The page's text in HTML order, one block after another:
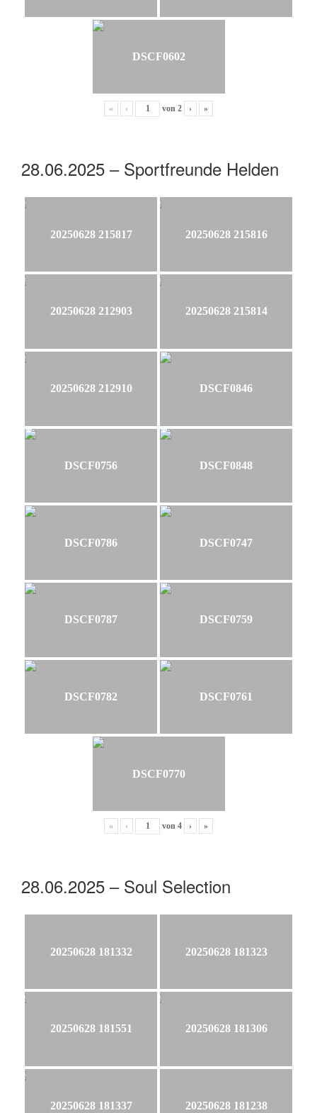
DSCF0602
« ‹ von 2 › »
28.06.2025 – Sportfreunde Helden
20250628 215817 20250628 215816
20250628 212903 20250628 215814
20250628 212910 DSCF0846
DSCF0756 DSCF0848
DSCF0786 DSCF0747
DSCF0787 DSCF0759
DSCF0782 DSCF0761
DSCF0770
« ‹ von 4 › »
28.06.2025 – Soul Selection
20250628 181332 20250628 181323
20250628 181551 20250628 181306
20250628 181337 20250628 181238